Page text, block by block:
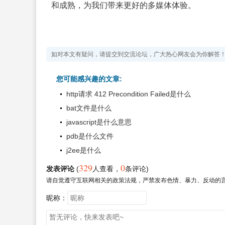
和成熟，为我们带来更好的多媒体体验。
如对本文有疑问，请提交到交流论坛，广大热心网友会为你解答
您可能感兴趣的文章:
http请求 412 Precondition Failed是什么
bat文件是什么
javascript是什么意思
pdb是什么文件
j2ee是什么
发表评论 (329人查看 ， 0条评论)
请自觉遵守互联网相关的政策法规，严禁发布色情、暴力、反动的
昵称：